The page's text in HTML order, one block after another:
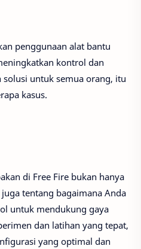
penggunaan alat bantu
kontrol dan
untuk semua orang, itu
kasus.
di Free Fire bukan hanya
tentang bagaimana Anda
untuk mendukung gaya
dan latihan yang tepat,
yang optimal dan